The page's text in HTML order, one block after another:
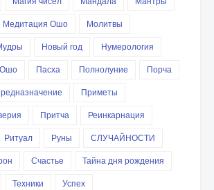
Медитация Ошо
Молитвы
Новый год
Нумерология
Ошо Пасха Полнолуние
Порча
Приметы
Притча
Реинкарнация
Ритуал Руны
СЛУЧАЙНОСТИ
Счастье
Тайна дня рождения
Техники
Успех